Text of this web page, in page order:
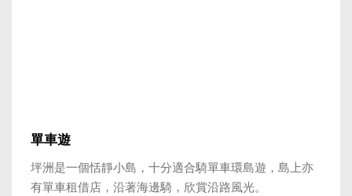
單車遊
坪洲是一個恬靜小島，十分適合騎單車環島遊，島上亦
有單車租借店，沿著海邊騎，欣賞沿路風光。